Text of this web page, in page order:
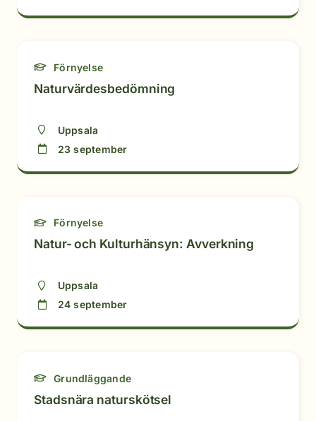
Förnyelse
Naturvärdesbedömning
Uppsala
23 september
Förnyelse
Natur- och Kulturhänsyn: Avverkning
Uppsala
24 september
Grundläggande
Stadsnära naturskötsel